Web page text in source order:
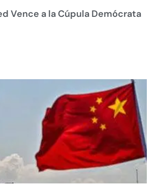
Vence a la Cúpula Demócrata